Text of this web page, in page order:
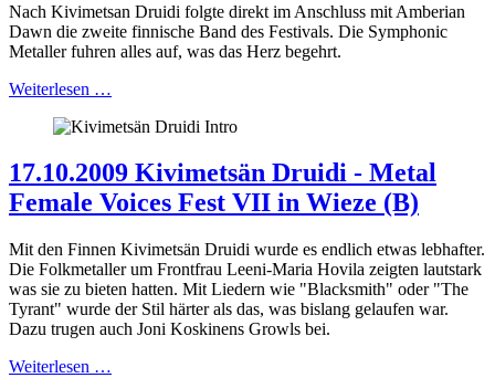
Nach Kivimetsan Druidi folgte direkt im Anschluss mit Amberian
Dawn die zweite finnische Band des Festivals. Die Symphonic
Metaller fuhren alles auf, was das Herz begehrt.
Weiterlesen …
17.10.2009 Kivimetsän Druidi - Metal
Female Voices Fest VII in Wieze (B)
Mit den Finnen Kivimetsän Druidi wurde es endlich etwas lebhafter.
Die Folkmetaller um Frontfrau Leeni-Maria Hovila zeigten lautstark
was sie zu bieten hatten. Mit Liedern wie "Blacksmith" oder "The
Tyrant" wurde der Stil härter als das, was bislang gelaufen war.
Dazu trugen auch Joni Koskinens Growls bei.
Weiterlesen …